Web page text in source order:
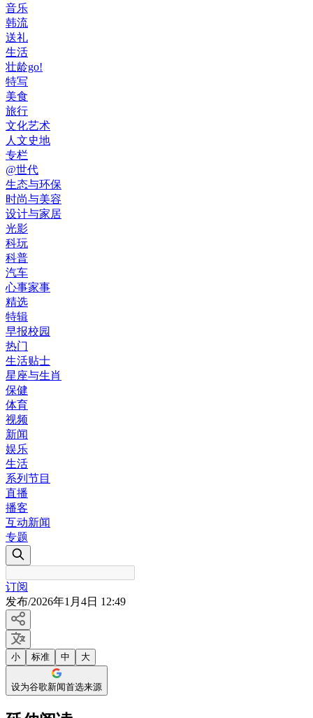
音乐
韩流
送礼
生活
壮龄go!
特写
美食
旅行
文化艺术
人文史地
专栏
@世代
生态与环保
时尚与美容
设计与家居
光影
科玩
科普
汽车
心事家事
精选
特辑
早报校园
热门
生活贴士
星座与生肖
保健
体育
视频
新闻
娱乐
生活
系列节目
直播
播客
互动新闻
专题
订阅
发布/2026年1月4日 12:49
小 标准 中 大
设为谷歌新闻首选来源